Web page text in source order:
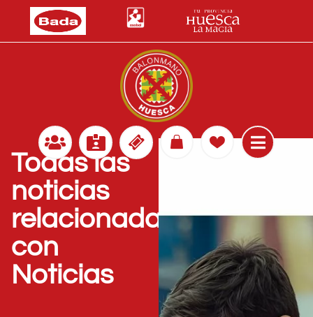
Todas las
noticias
relacionadas
con
Noticias